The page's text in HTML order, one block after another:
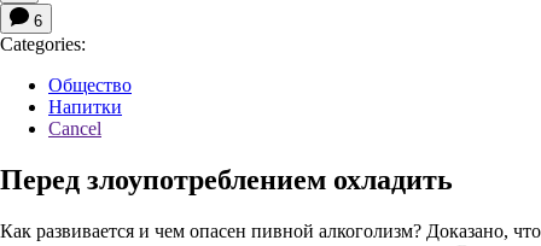
6
Categories:
Общество
Напитки
Cancel
Перед злоупотреблением охладить
Как развивается и чем опасен пивной алкоголизм? Доказано, что